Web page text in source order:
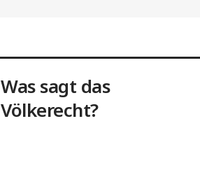
Was sagt das
Völkerecht?